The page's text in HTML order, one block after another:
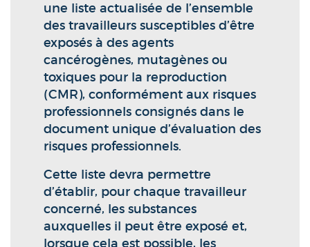
une liste actualisée de l’ensemble
des travailleurs susceptibles d’être
exposés à des agents
cancérogènes, mutagènes ou
toxiques pour la reproduction
(CMR), conformément aux risques
professionnels consignés dans le
document unique d’évaluation des
risques professionnels.
Cette liste devra permettre
d’établir, pour chaque travailleur
concerné, les substances
auxquelles il peut être exposé et,
lorsque cela est possible, les